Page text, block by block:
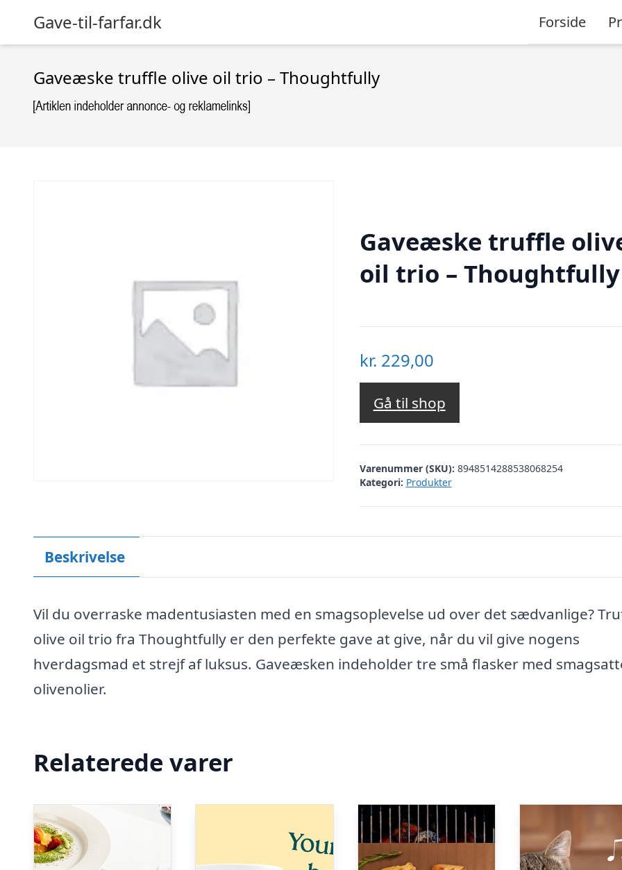
Gave-til-farfar.dk Forside
Gaveæske truffle olive oil trio – Thoughtfully
Gaveæske truffle
oil trio – Thoughtfully
kr. 229,00
Gå til shop
Varenummer (SKU): 8948514288538068254
Kategori: Produkter
Beskrivelse
Vil du overraske madentusiasten med en smagsoplevelse ud over det sædvanlige?
olive oil trio fra Thoughtfully er den perfekte gave at give, når du vil give nogens
hverdagsmad et strejf af luksus. Gaveæsken indeholder tre små flasker med
olivenolier.
Relaterede varer